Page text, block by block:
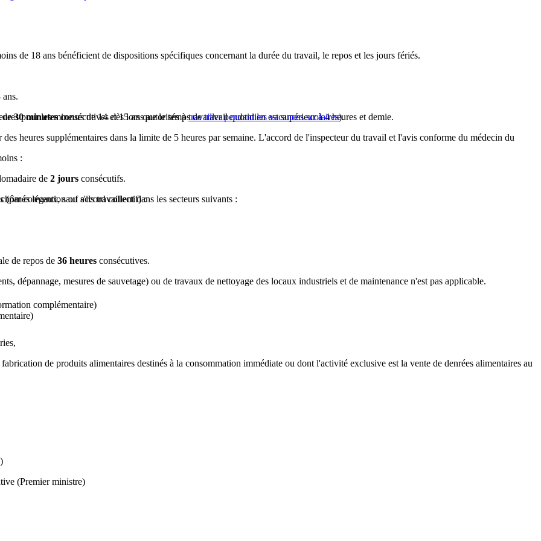
de 18 ans bénéficient de dispositions spécifiques concernant la durée du travail, le repos et les jours fériés.
de30 minutesconsécutives dès lors que le temps de travail quotidien est supérieur à 4 heures et demie.
pour les mineurs de 14 et 15 ans autorisés àtravailler pendant les vacances scolaires).
heures supplémentaires dans la limite de 5 heures par semaine. L'accord de l'inspecteur du travail et l'avis conforme du médecin du
:
de 2 jours consécutifs.
(par convention ou accord collectif) :
de repos de 36 heures consécutives.
dépannage, mesures de sauvetage) ou de travaux de nettoyage des locaux industriels et de maintenance n'est pas applicable.
légaux, sauf s'ils travaillent dans les secteurs suivants :
de produits alimentaires destinés à la consommation immédiate ou dont l'activité exclusive est la vente de denrées alimentaires au
complémentaire)
(Premier ministre)